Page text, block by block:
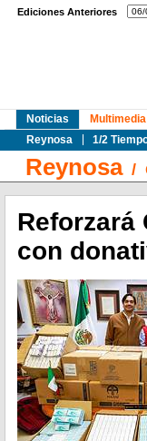
Ediciones Anteriores
Noticias
Reynosa
1/2
Multimedia
Reynosa/
Reforzará
con